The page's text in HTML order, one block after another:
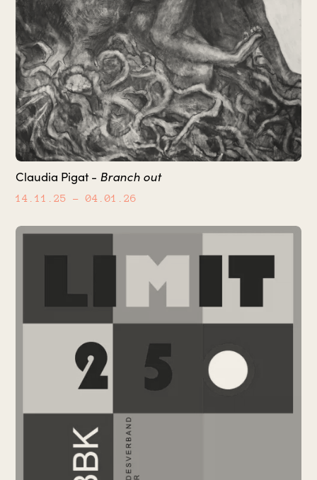
Claudia Pigat - Branch out
14.11.25 – 04.01.26